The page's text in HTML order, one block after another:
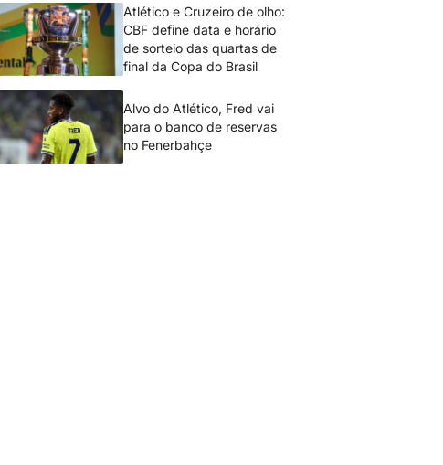
Atlético e Cruzeiro de olho:
CBF define data e horário
de sorteio das quartas de
final da Copa do Brasil
Alvo do Atlético, Fred vai
para o banco de reservas
no Fenerbahçe